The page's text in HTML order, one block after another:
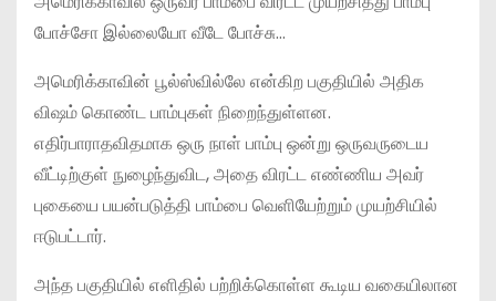
போச்சோ இல்லையோ வீடே போச்சு…
அமெரிக்காவின் பூல்ஸ்வில்லே என்கிற பகுதியில் அதிக
விஷம் கொண்ட பாம்புகள் நிறைந்துள்ளன.
எதிர்பாராதவிதமாக ஒரு நாள் பாம்பு ஒன்று ஒருவருடைய
வீட்டிற்குள் நுழைந்துவிட, அதை விரட்ட எண்ணிய அவர்
புகையை பயன்படுத்தி பாம்பை வெளியேற்றும் முயற்சியில்
ஈடுபட்டார்.
அந்த பகுதியில் எளிதில் பற்றிக்கொள்ள கூடிய வகையிலான